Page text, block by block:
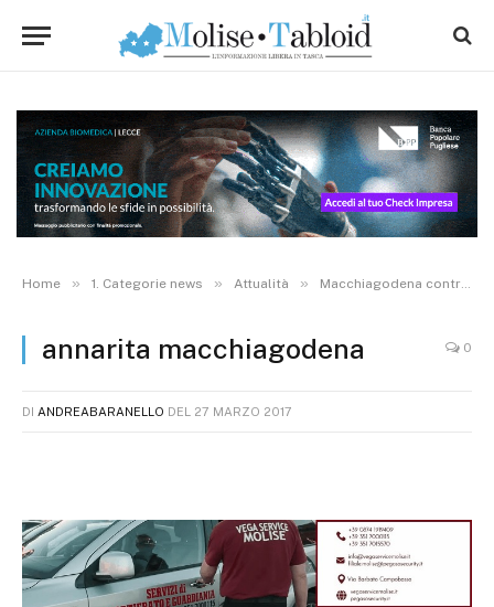
Home » 1. Categorie news » Attualità » Macchiagodena contro Recco, divertente sfida in tv
annarita macchiagodena 0
DI ANDREABARANELLO DEL 27 MARZO 2017